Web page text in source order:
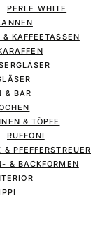
PERLE WHITE
KAFFEETASSEN
& BAR
& TÖPFE
RUFFONI
& PFEFFERSTREUER
& BACKFORMEN